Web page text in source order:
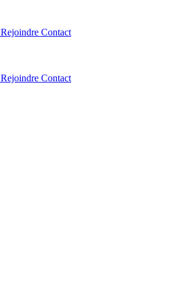
Rejoindre Contact
Rejoindre Contact